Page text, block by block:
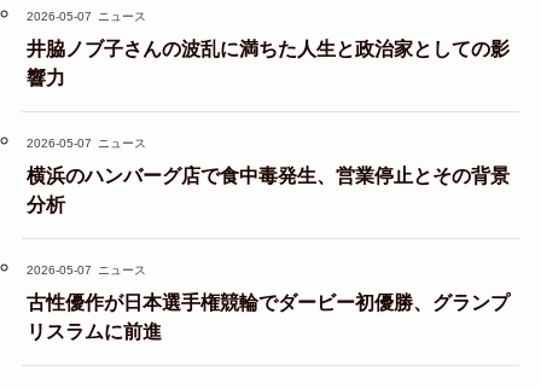
2026-05-07 ニュース
井脇ノブ子さんの波乱に満ちた人生と政治家としての影
響力
2026-05-07 ニュース
横浜のハンバーグ店で食中毒発生、営業停止とその背景
分析
2026-05-07 ニュース
古性優作が日本選手権競輪でダービー初優勝、グランプ
リスラムに前進